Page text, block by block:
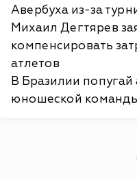
Авербуха из-за
Михаил Дегтярев
компенсировать
атлетов
В Бразилии попугай
юношеской